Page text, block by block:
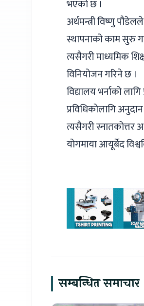
भएको छ ।
अर्थमन्त्री विष्णु
स्थापनाको काम सुरु
त्यसैगरी माध्यमिक
विनियोजन गरिने छ ।
विद्यालय भर्नाको
प्रविधिकोलागि
त्यसैगरी स्नातकोत्तर
योगमाया आयूर्बेद
सम्बन्धित समाचार